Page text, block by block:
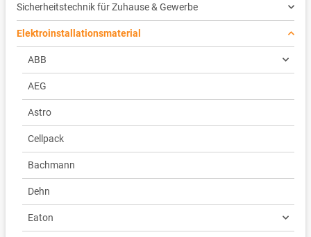
Sicherheitstechnik für Zuhause & Gewerbe
Elektroinstallationsmaterial
ABB
AEG
Astro
Cellpack
Bachmann
Dehn
Eaton